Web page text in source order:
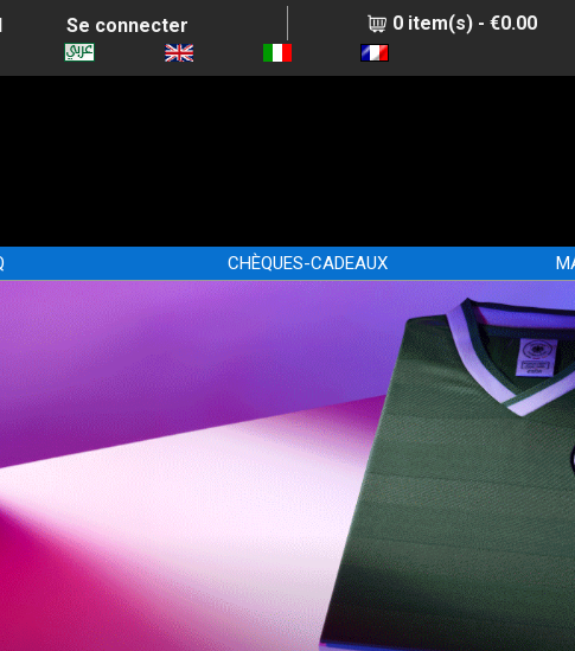
Se connecter 0 item(s) - €0.00
CHÈQUES-CADEAUX